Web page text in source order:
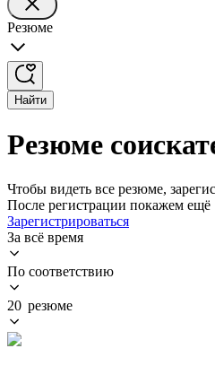
Резюме
Найти
Резюме
Чтобы видеть все резюме,
После регистрации покажем ещё
Зарегистрироваться
За всё время
По соответствию
20 резюме